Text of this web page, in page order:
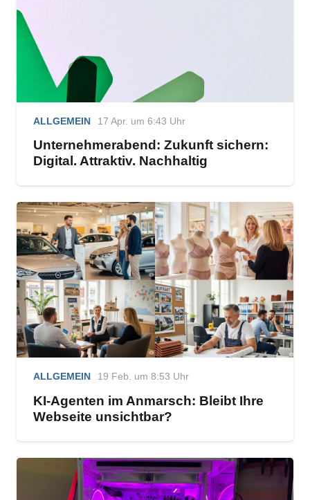
ALLGEMEIN 17 Apr. um 6:43 Uhr
Unternehmerabend: Zukunft sichern:
Digital. Attraktiv. Nachhaltig
ALLGEMEIN 19 Feb. um 8:53 Uhr
KI-Agenten im Anmarsch: Bleibt Ihre
Webseite unsichtbar?